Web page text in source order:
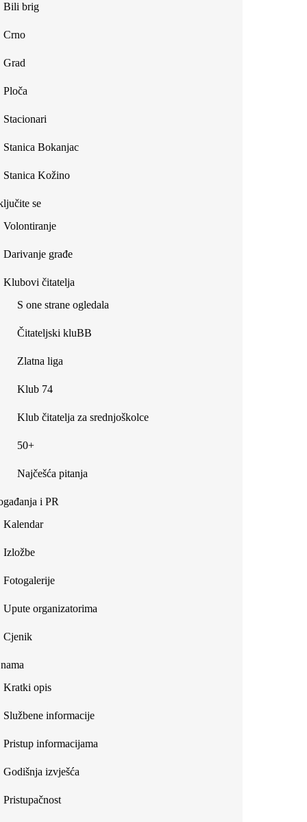
Bili brig
Crno
Grad
Ploča
Stacionari
Stanica Bokanjac
Stanica Kožino
se
Volontiranje
Darivanje građe
Klubovi čitatelja
S one strane ogledala
Čitateljski kluBB
Zlatna liga
Klub 74
Klub čitatelja za srednjoškolce
50+
Najčešća pitanja
i PR
Kalendar
Izložbe
Fotogalerije
Upute organizatorima
Cjenik
Kratki opis
Službene informacije
Pristup informacijama
Godišnja izvješća
Pristupačnost